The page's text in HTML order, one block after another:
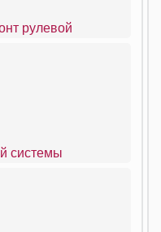
рулевой
системы